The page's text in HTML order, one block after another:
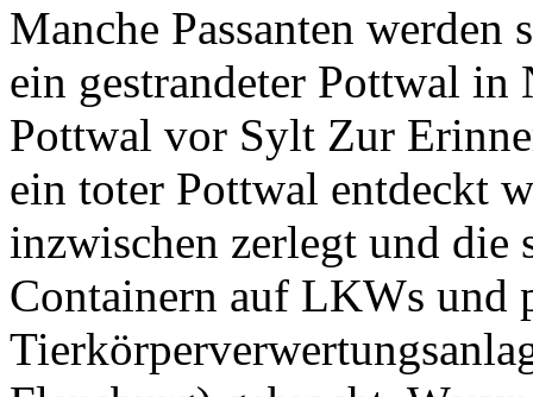
Manche Passanten werden
ein gestrandeter Pottwal
Pottwal vor Sylt Zur
ein toter Pottwal entdeckt
inzwischen zerlegt und die
Containern auf LKWs und